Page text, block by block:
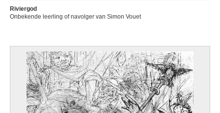
Riviergod
Onbekende leerling of navolger van Simon Vouet